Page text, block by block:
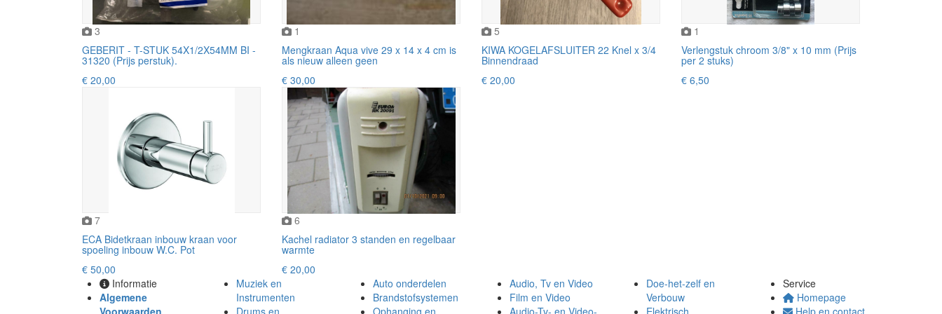
3
GEBERIT - T-STUK 54X1/2X54MM BI -
31320 (Prijs perstuk).
€ 20,00
1
Mengkraan Aqua vive 29 x 14 x 4 cm is
als nieuw alleen geen
€ 30,00
5
KIWA KOGELAFSLUITER 22 Knel x 3/4
Binnendraad
€ 20,00
1
Verlengstuk chroom 3/8" x 10 mm (Prijs
per 2 stuks)
€ 6,50
7
ECA Bidetkraan inbouw kraan voor
spoeling inbouw W.C. Pot
€ 50,00
6
Kachel radiator 3 standen en regelbaar
warmte
€ 20,00
Informatie
Algemene
Voorwaarden
Muziek en
Instrumenten
Drums en
Auto onderdelen
Brandstofsystemen
Ophanging en
Audio, Tv en Video
Film en Video
Audio-Tv- en Video-
Doe-het-zelf en
Verbouw
Elektrisch
Service
Homepage
Help en contact